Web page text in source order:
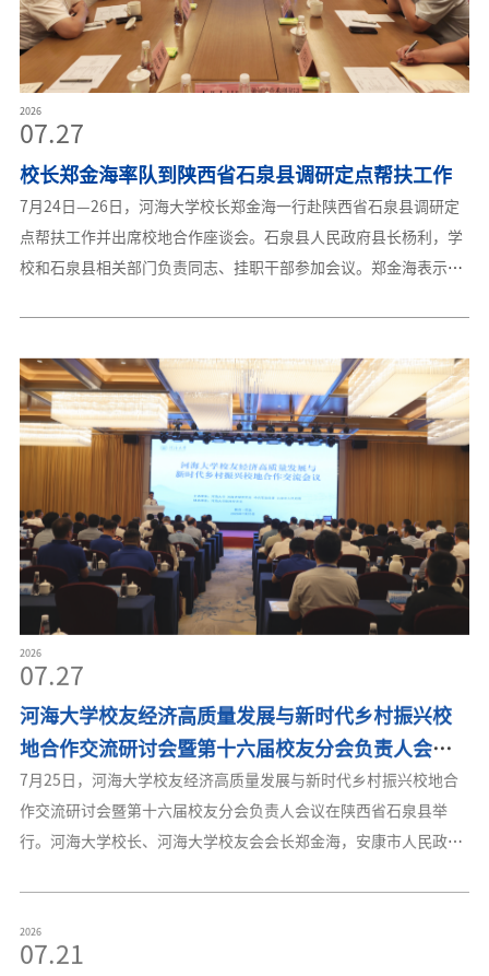
2026
07.27
校长郑金海率队到陕西省石泉县调研定点帮扶工作
7月24日—26日，河海大学校长郑金海一行赴陕西省石泉县调研定
点帮扶工作并出席校地合作座谈会。石泉县人民政府县长杨利，学
校和石泉县相关部门负责同志、挂职干部参加会议。郑金海表示，
步学校将紧扣石泉发展所需、立足高校资源所长，持续深化全方位
协作：稳步夯实教育扶智，常态化开展研学与干部师资培训；依托
水利专业优势助力抽水蓄能、汉江生态保护项目落地；联动校友企
业家资源赋能本土特色产业；持续擦亮文化共建品牌，以多元帮扶
举措全面助推石泉乡村振兴。杨利对河海大学十四年来全方位、多
层次倾力帮扶致以
2026
07.27
地合作交流研讨会暨第十六届校友分会负责人会议
举行
7月25日，河海大学校友经济高质量发展与新时代乡村振兴校地合
作交流研讨会暨第十六届校友分会负责人会议在陕西省石泉县举
行。河海大学校长、河海大学校友会会长郑金海，安康市人民政府
市长张小平出席活动并讲话，石泉县人民政府县长杨利致辞。郑金
高校表示热烈欢迎。他表示，河海大学始终把服务国家战略、投身
07.21